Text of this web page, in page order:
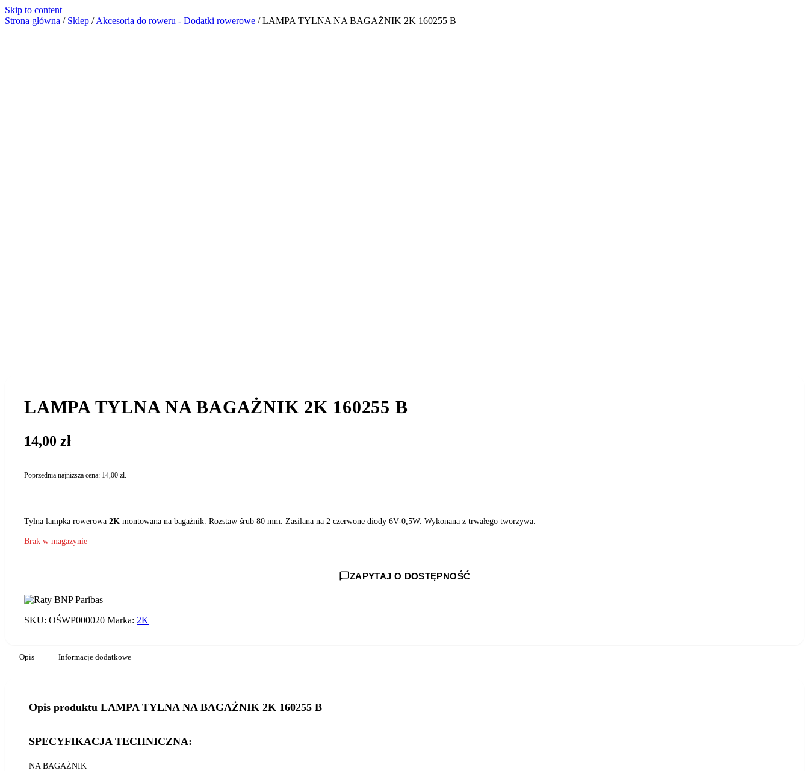
Skip to content
Strona główna / Sklep / Akcesoria do roweru - Dodatki rowerowe / LAMPA TYLNA NA BAGAŻNIK 2K 160255 B
LAMPA TYLNA NA BAGAŻNIK 2K 160255 B
14,00 zł
Poprzednia najniższa cena: 14,00 zł.
Tylna lampka rowerowa 2K montowana na bagażnik. Rozstaw śrub 80 mm. Zasilana na 2 czerwone diody 6V-0,5W. Wykonana z trwałego tworzywa.
Brak w magazynie
ZAPYTAJ O DOSTĘPNOŚĆ
SKU: OŚWP000020 Marka: 2K
Opis Informacje dodatkowe
Opis produktu LAMPA TYLNA NA BAGAŻNIK 2K 160255 B
SPECYFIKACJA TECHNICZNA:
NA BAGAŻNIK